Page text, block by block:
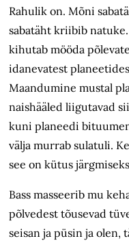
Rahulik on. Mõni
sabatäht kriibib
kihutab mööda
idanevatest
Maandumine mustal
naishääled liigutavad
kuni planeedi
välja murrab sulatuli.
see on kütus
Bass masseerib mu
põlvedest tõusevad
seisan ja püsin ja olen,